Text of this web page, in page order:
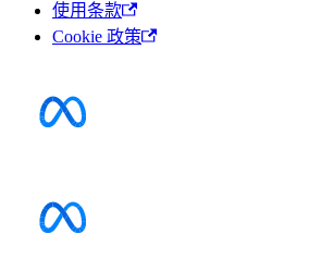
使用条款
Cookie 政策